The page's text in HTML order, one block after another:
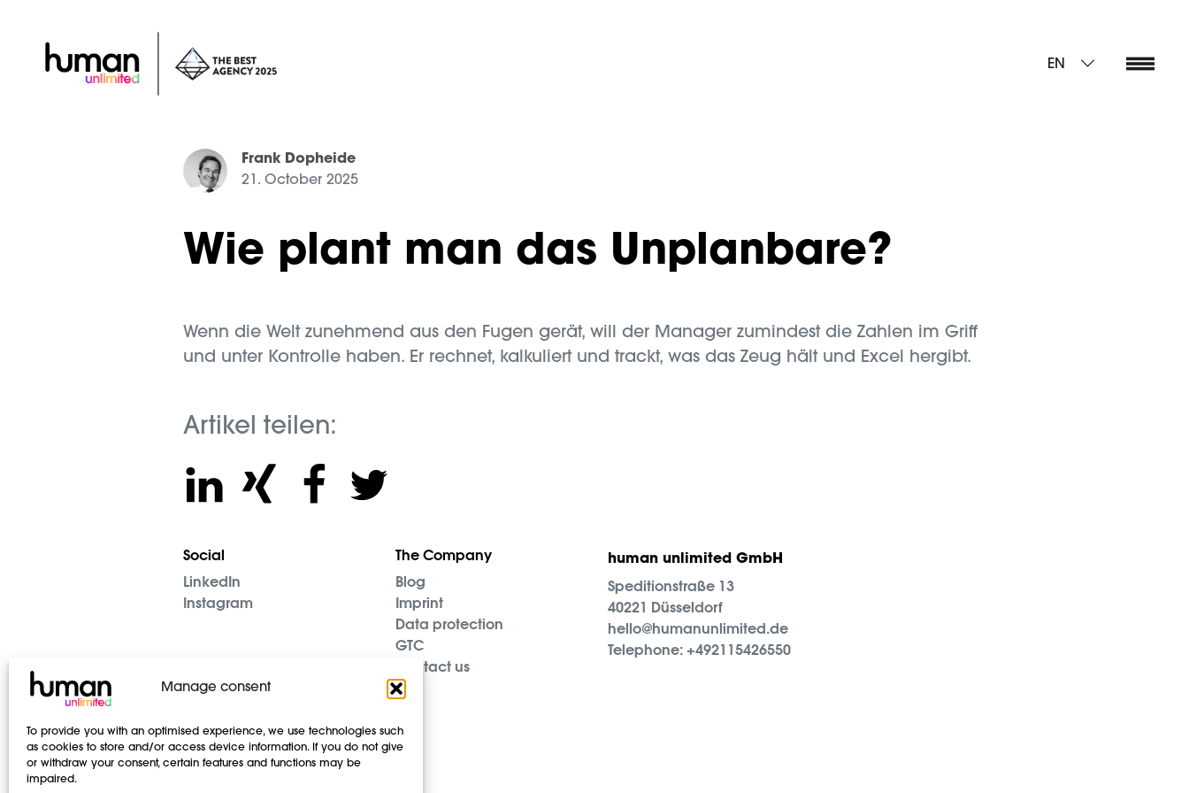
Manage consent
To provide you with an optimised experience, we use technologies such
as cookies to store and/or access device information. If you do not give
or withdraw your consent, certain features and functions may be
impaired.
EN
Frank Dopheide
21. October 2025
Wie plant man das Unplanbare?
Wenn die Welt zunehmend aus den Fugen gerät, will der Manager zumindest die Zahlen im Griff
und unter Kontrolle haben. Er rechnet, kalkuliert und trackt, was das Zeug hält und Excel hergibt.
Artikel teilen:
Social
LinkedIn
Instagram
The Company
Blog
Imprint
Data protection
GTC
Contact us
human unlimited GmbH
Speditionstraße 13
40221 Düsseldorf
hello@humanunlimited.de
Telephone: +492115426550